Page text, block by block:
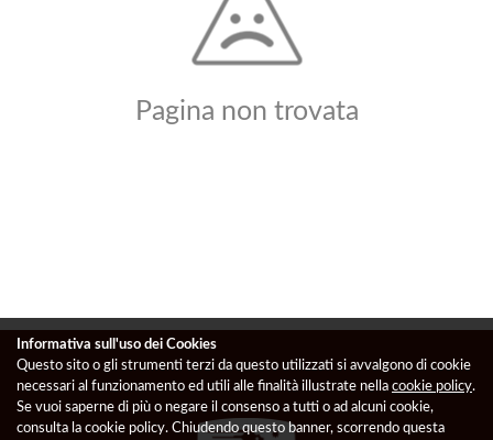
Pagina non trovata
Informativa sull'uso dei Cookies
Questo sito o gli strumenti terzi da questo utilizzati si avvalgono di cookie
necessari al funzionamento ed utili alle finalità illustrate nella cookie policy.
Se vuoi saperne di più o negare il consenso a tutti o ad alcuni cookie,
consulta la cookie policy. Chiudendo questo banner, scorrendo questa